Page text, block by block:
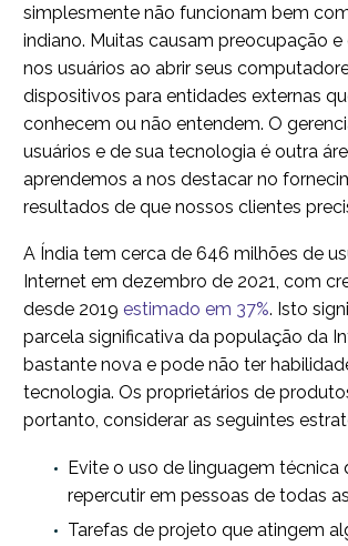
simplesmente não funcionam bem
indiano. Muitas causam preocupação
nos usuários ao abrir seus
dispositivos para entidades externas
conhecem ou não entendem. O
usuários e de sua tecnologia é outra
aprendemos a nos destacar no
resultados de que nossos clientes
A Índia tem cerca de 646 milhões de
Internet em dezembro de 2021, com
desde 2019 estimado em 37%. Isto
parcela significativa da população da
bastante nova e pode não ter
tecnologia. Os proprietários de
portanto, considerar as seguintes
Evite o uso de linguagem técnica
repercutir em pessoas de todas
Tarefas de projeto que atingem